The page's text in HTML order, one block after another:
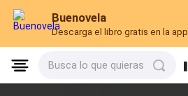
Buenovela
Descarga el libro gratis en la app
Busca lo que quieras